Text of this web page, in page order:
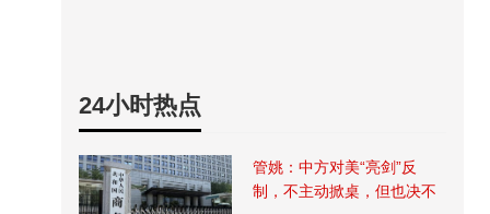
24小时热点
管姚：中方对美“亮剑”反
制，不主动掀桌，但也决不